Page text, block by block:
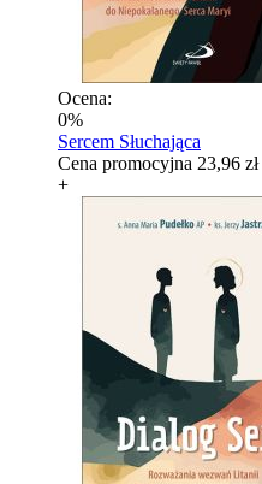
Ocena:
0%
Sercem Słuchająca
Cena promocyjna 23,96 zł
+